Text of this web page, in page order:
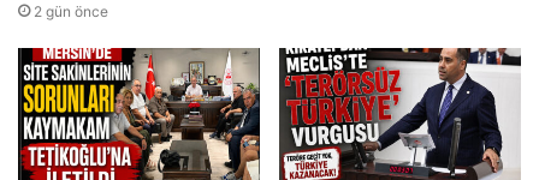
2 gün önce